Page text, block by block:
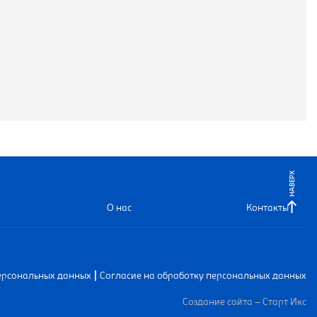
НАВЕРХ
О нас Контакты
данных Согласие на обработку персональных данных
Создание сайта – Старт Икс